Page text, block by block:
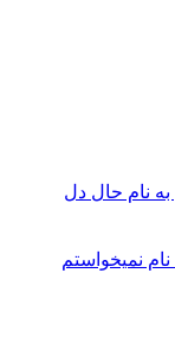
به نام حال دل
نمیخواستم